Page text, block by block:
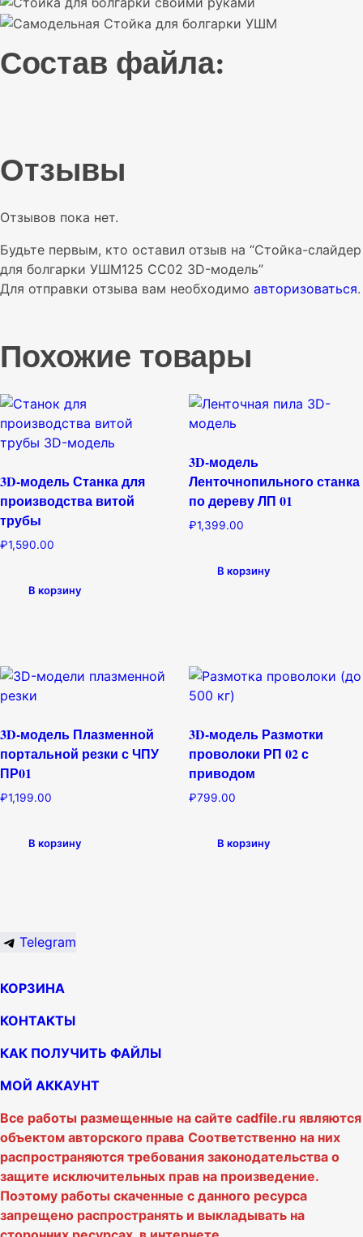
Состав файла:
Отзывы
Отзывов пока нет.
Будьте первым, кто оставил отзыв на “Стойка-слайдер
для болгарки УШМ125 СС02 3D-модель”
Для отправки отзыва вам необходимо авторизоваться.
Похожие товары
3D-модель Станка для
производства витой
трубы
₽1,590.00
В корзину
3D-модель
Ленточнопильного станка
по дереву ЛП 01
₽1,399.00
В корзину
3D-модель Плазменной
портальной резки с ЧПУ
ПР01
₽1,199.00
В корзину
3D-модель Размотки
проволоки РП 02 с
приводом
₽799.00
В корзину
Telegram
КОРЗИНА
КОНТАКТЫ
КАК ПОЛУЧИТЬ ФАЙЛЫ
МОЙ АККАУНТ
Все работы размещенные на сайте cadfile.ru являются
объектом авторского права Соответственно на них
распространяются требования законодательства о
защите исключительных прав на произведение.
Поэтому работы скаченные с данного ресурса
запрещено распространять и выкладывать на